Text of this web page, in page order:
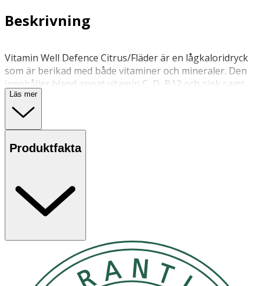
Beskrivning
Vitamin Well Defence Citrus/Fläder är en lågkaloridryck
som är berikad med både vitaminer och mineraler. Den
innehåller bland annat vitamin C, D, B12 och zink samt
extrakt från fläderbär och grönt te. Drycken är sötad med
fruktsocker och är utan kolsyra.
Ersätter inte en varierad kost utan bör kombineras med
en mångsidig och varierad kost samt en hälsosam livsstil.
ytterförpacking.
INNEHÅLL OCH NÄRINGSVÄRDE:
(citronsyra, natriumcitrat), fläderbärsextrakt, grönt te-
extrakt, vitaminer (D3, E, C, folsyra, B12), mineral (zink),
fläderarom, citronarom. Energi kJ/kcal 71/17 Fett 0g -
varav mättat fett 0 g Kolhydrater 4,2 g- varav sockerarter
Läs mer
Produktfakta